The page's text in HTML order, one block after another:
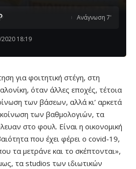
18:19
Ανάγνωση 7'
για φοιτητική στέγη, στη
όταν άλλες εποχές, τέτοια
των βάσεων, αλλά κι’ αρκετά
των βαθμολογιών, τα
στο φουλ. Είναι η οικονομική
που έχει φέρει o covid-19,
τα μετράνε και το σκέπτονται»,
τα studios των ιδιωτικών